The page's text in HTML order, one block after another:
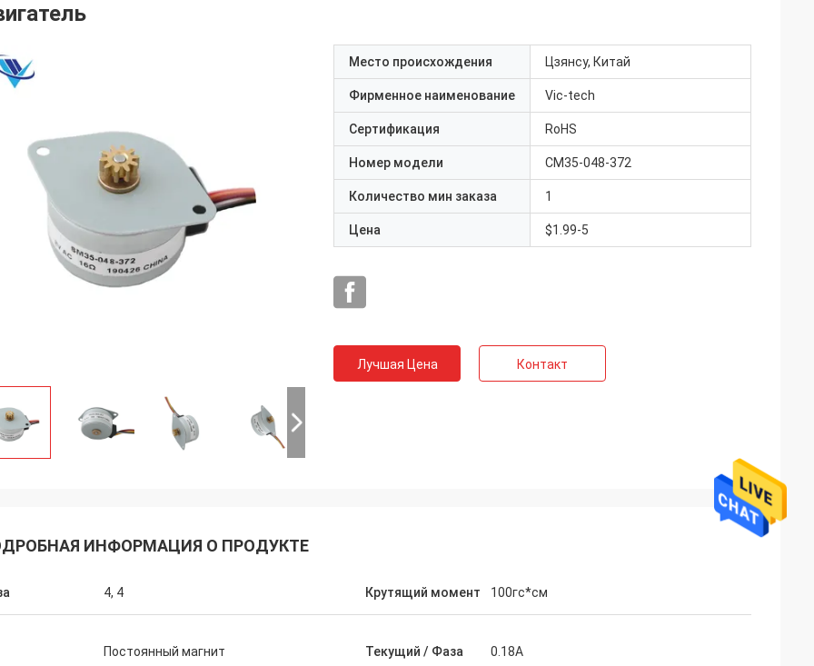
Место происхождения Цзянсу, Китай
Фирменное наименование Vic-tech
Сертификация RoHS
Номер модели СМ35-048-372
Количество мин заказа 1
Цена $1.99-5
Лучшая Цена Контакт
ИНФОРМАЦИЯ О ПРОДУКТЕ
4, 4 Крутящий момент 100гс*см
Постоянный магнит Текущий / Фаза 0.18A